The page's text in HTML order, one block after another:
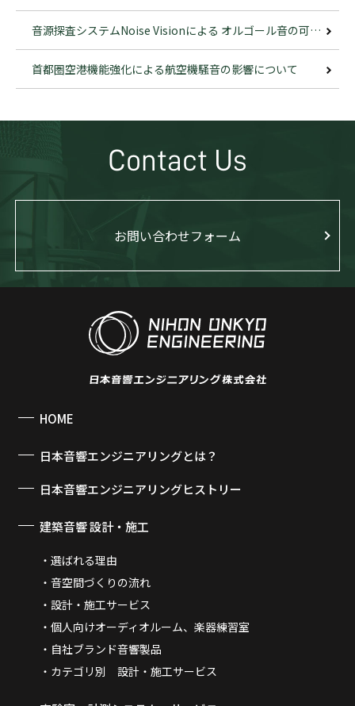
音源探査システムNoise Visionによる オルゴール音の可視化
首都圏空港機能強化による航空機騒音の影響について
Contact Us
お問い合わせフォーム
HOME
日本音響エンジニアリングとは？
日本音響エンジニアリングヒストリー
建築音響 設計・施工
選ばれる理由
音空間づくりの流れ
設計・施工サービス
個人向けオーディオルーム、楽器練習室
自社ブランド音響製品
カテゴリ別 設計・施工サービス